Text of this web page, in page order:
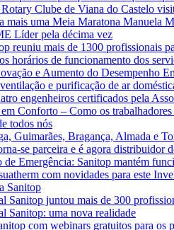
Clube de Viana do Castelo
mais uma Meia Maratona Manuela
Líder pela décima vez
reuniu mais de 1300 profissionais
horários de funcionamento dos
e Aumento do Desempenho
e purificação de ar
engenheiros certificados pela
Conforto – Como os
todos nós
Guimarães, Bragança, Almada e
se parceira e é agora distribuidor
de Emergência: Sanitop mantém
com novidades para este
Sanitop
Sanitop juntou mais de 300
Sanitop: uma nova realidade
com webinars gratuitos para os